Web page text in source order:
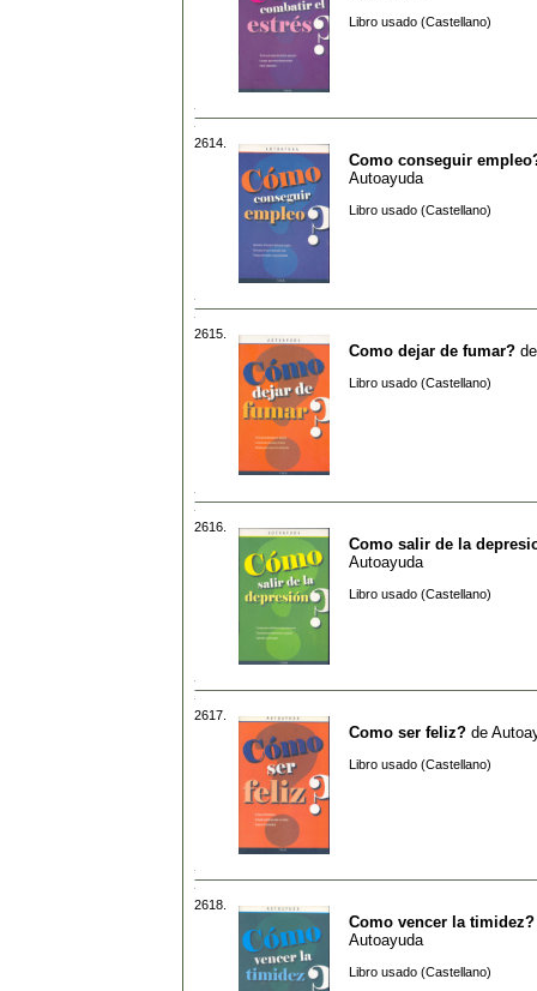
Libro usado (Castellano)
2614.
Como conseguir
Autoayuda
Libro usado (Castellano)
2615.
Como dejar de fumar?
Libro usado (Castellano)
2616.
Como salir de la
Autoayuda
Libro usado (Castellano)
2617.
Como ser feliz? de
Libro usado (Castellano)
2618.
Como vencer la timidez?
Autoayuda
Libro usado (Castellano)